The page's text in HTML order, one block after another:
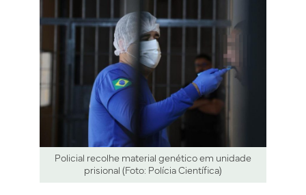
Policial recolhe material genético em unidade
prisional (Foto: Polícia Científica)